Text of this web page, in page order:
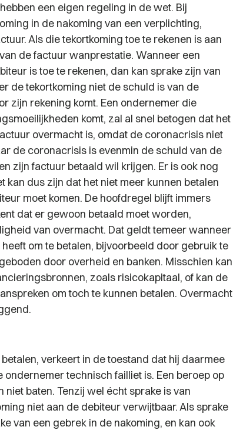
een eigen regeling in de wet. Bij
in de nakoming van een verplichting,
Als die tekortkoming toe te rekenen is aan
de factuur wanprestatie. Wanneer een
is toe te rekenen, dan kan sprake zijn van
de tekortkoming niet de schuld is van de
zijn rekening komt. Een ondernemer die
komt, zal al snel betogen dat het
overmacht is, omdat de coronacrisis niet
de coronacrisis is evenmin de schuld van de
zijn factuur betaald wil krijgen. Er is ook nog
kan dus zijn dat het niet meer kunnen betalen
moet komen. De hoofdregel blijft immers
dat er gewoon betaald moet worden,
van overmacht. Dat geldt temeer wanneer
om te betalen, bijvoorbeeld door gebruik te
door overheid en banken. Misschien kan
zoals risicokapitaal, of kan de
om toch te kunnen betalen. Overmacht
verkeert in de toestand dat hij daarmee
ondernemer technisch failliet is. Een beroep op
baten. Tenzij wel écht sprake is van
niet aan de debiteur verwijtbaar. Als sprake
van een gebrek in de nakoming, en kan ook